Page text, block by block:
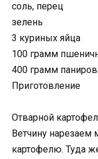
соль, перец
зелень
3 куриных яйца
100 грамм
400 грамм
Приготовление
Отварной
Ветчину
картофелю. Туда